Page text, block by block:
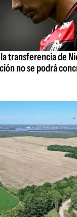
transferencia de
no se podrá